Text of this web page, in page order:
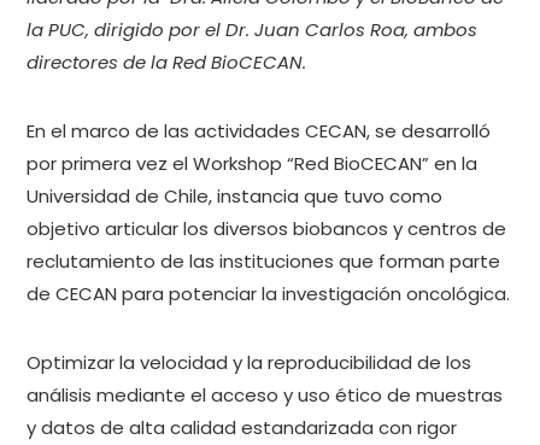
la PUC, dirigido por el Dr. Juan Carlos Roa, ambos
directores de la Red BioCECAN.
En el marco de las actividades CECAN, se desarrolló
por primera vez el Workshop “Red BioCECAN” en la
Universidad de Chile, instancia que tuvo como
objetivo articular los diversos biobancos y centros de
reclutamiento de las instituciones que forman parte
de CECAN para potenciar la investigación oncológica.
Optimizar la velocidad y la reproducibilidad de los
análisis mediante el acceso y uso ético de muestras
y datos de alta calidad estandarizada con rigor